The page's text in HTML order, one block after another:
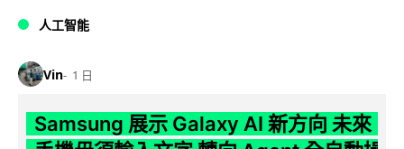
人工智能
Vin 1 日
Samsung 展示 Galaxy AI 新方向 未來